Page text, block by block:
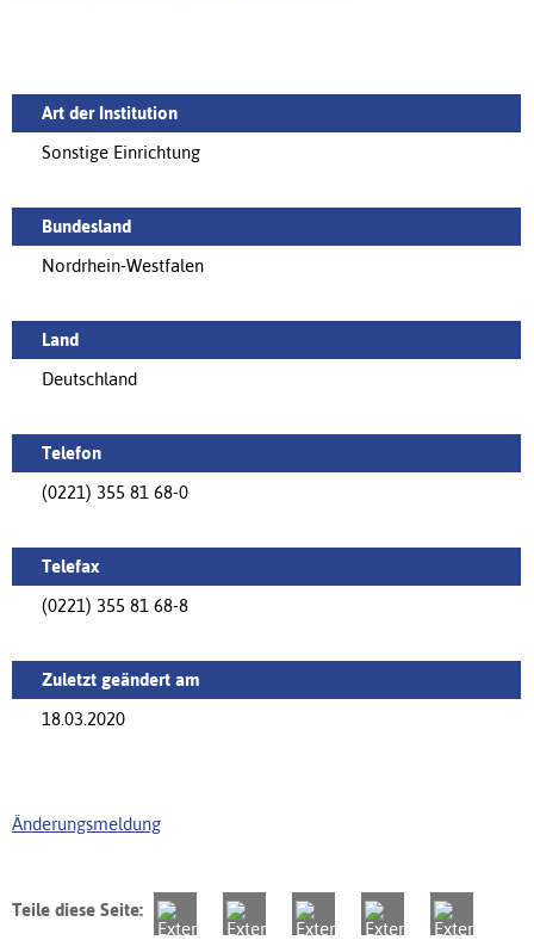
Art der Institution
Sonstige Einrichtung
Bundesland
Nordrhein-Westfalen
Land
Deutschland
Telefon
(0221) 355 81 68-0
Telefax
(0221) 355 81 68-8
Zuletzt geändert am
18.03.2020
Änderungsmeldung
Teile diese Seite: